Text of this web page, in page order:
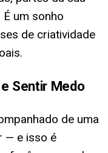
um sonho
de criatividade
Sentir Medo
de uma
— e isso é